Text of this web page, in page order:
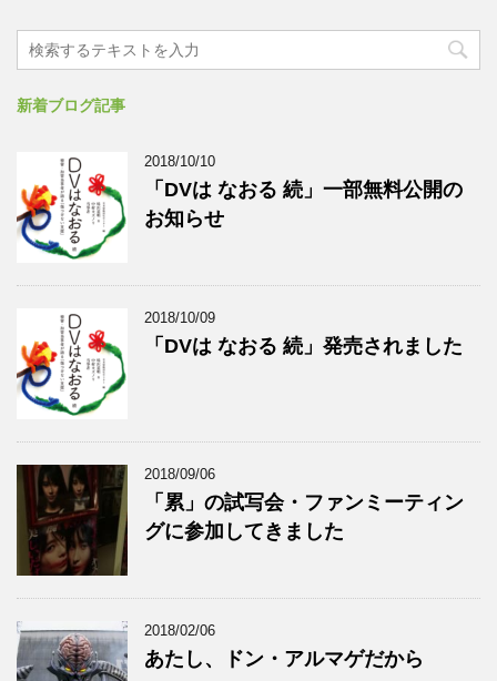
新着ブログ記事
2018/10/10
「DVは なおる 続」一部無料公開の
お知らせ
2018/10/09
「DVは なおる 続」発売されました
2018/09/06
「累」の試写会・ファンミーティン
グに参加してきました
2018/02/06
あたし、ドン・アルマゲだから